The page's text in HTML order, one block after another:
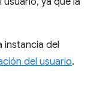
instancia del
del usuario.